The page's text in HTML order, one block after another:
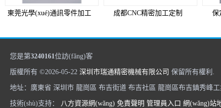
東莞光學(xué)通訊零件加工 成都CNC精密加工定制 保
您是第3240161位訪(fǎng)客
版權所有 ©2026-05-22 深圳市瑞通精密機械有限公司 保留所有權利.
地址：廣東省 深圳市 龍崗區 布吉街道 布吉社區 龍崗區布吉鎮秀峰
技術(shù)支持： 八方資源網(wǎng) 免責聲明 管理員入口 網(wǎng)站